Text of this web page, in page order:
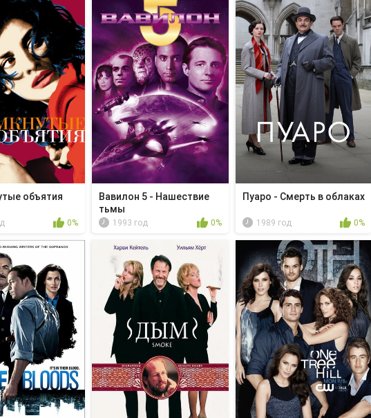
объятия
0%
Вавилон 5 - Нашествие
тьмы
1993 год 0%
Пуаро - Смерть в облаках
1989 год 0%